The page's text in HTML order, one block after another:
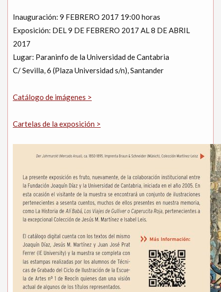
Inauguración: 9 FEBRERO 2017 19:00 horas
Exposición: DEL 9 DE FEBRERO 2017 AL 8 DE ABRIL
2017
Lugar: Paraninfo de la Universidad de Cantabria
C/ Sevilla, 6 (Plaza Universidad s/n), Santander
Catálogo de imágenes >
Cartelas de la exposición >